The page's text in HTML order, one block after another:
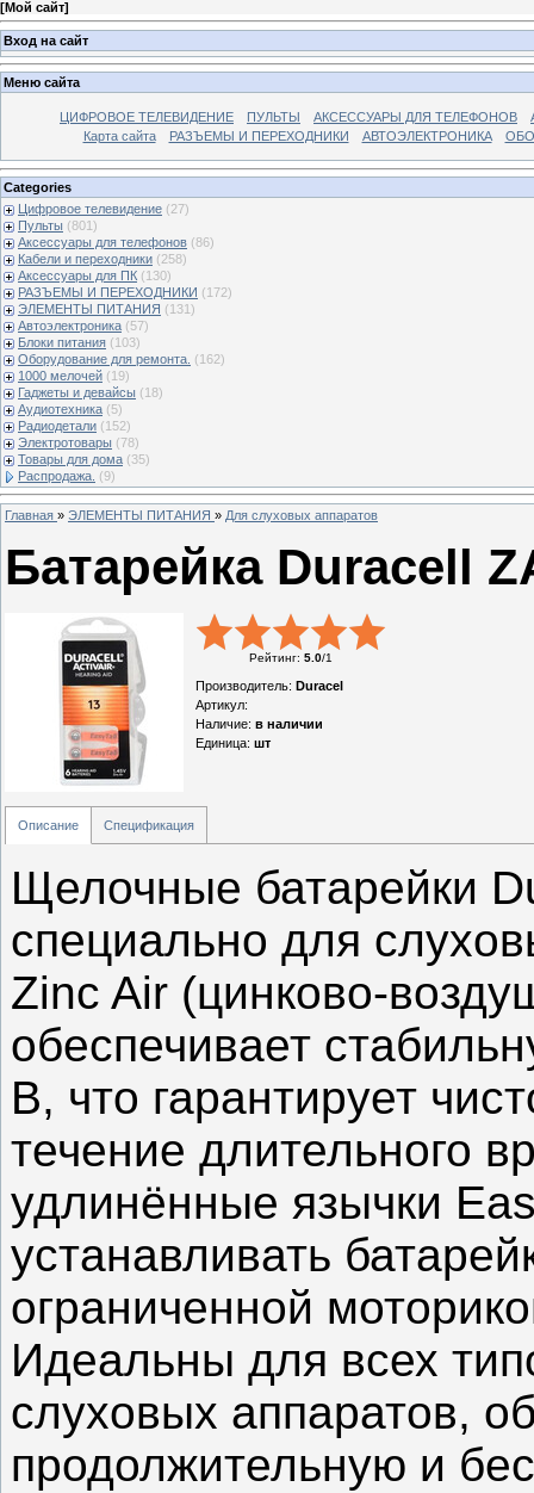
[Мой сайт]
Вход на сайт
Меню сайта
ЦИФРОВОЕ ТЕЛЕВИДЕНИЕ ПУЛЬТЫ АКСЕССУАРЫ ДЛЯ ТЕЛЕФОНОВ
Карта сайта
РАЗЪЕМЫ И ПЕРЕХОДНИКИ АВТОЭЛЕКТРОНИКА
Categories
Цифровое телевидение (27)
Пульты (801)
Аксессуары для телефонов (86)
Кабели и переходники (258)
Аксессуары для ПК (130)
РАЗЪЕМЫ И ПЕРЕХОДНИКИ (172)
ЭЛЕМЕНТЫ ПИТАНИЯ (131)
Автоэлектроника (57)
Блоки питания (103)
Оборудование для ремонта. (162)
1000 мелочей (19)
Гаджеты и девайсы (18)
Аудиотехника (5)
Радиодетали (152)
Электротовары (78)
Товары для дома (35)
Распродажа. (9)
Главная » ЭЛЕМЕНТЫ ПИТАНИЯ » Для слуховых аппаратов
Батарейка Duracell
Рейтинг: 5.0/1
Производитель: Duracel
Артикул:
Наличие: в наличии
Единица: шт
Описание Спецификация
Щелочные батарейки
специально для
Zinc Air (цинково-
обеспечивает
В, что гарантирует
течение длительного
удлинённые язычки
устанавливать
ограниченной
Идеальны для всех
слуховых аппаратов,
продолжительную и